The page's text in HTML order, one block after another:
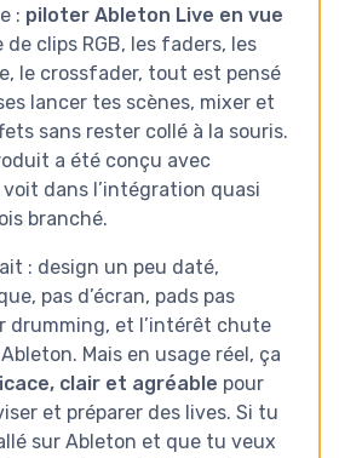
: piloter Ableton Live en vue
de clips RGB, les faders, les
le crossfader, tout est pensé
lancer tes scènes, mixer et
sans rester collé à la souris.
a été conçu avec
dans l’intégration quasi
branché.
: design un peu daté,
pas d’écran, pads pas
drumming, et l’intérêt chute
Mais en usage réel, ça
clair et agréable pour
et préparer des lives. Si tu
sur Ableton et que tu veux